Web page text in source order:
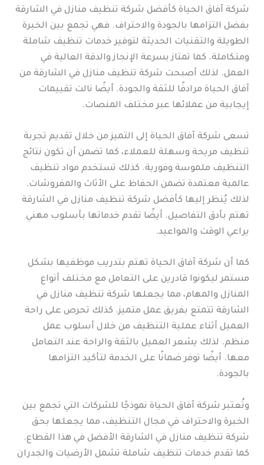
شركة آفاق الحياة كأفضل شركة تنظيف منازل في الشارقة
بفضل التزامها بالجودة والاحتراف. فهي تجمع بين الخبرة
الطويلة والتقنيات الحديثة لتوفير خدمات تنظيف شاملة
ومتكاملة. كما تمتاز بسرعة الإنجاز والدقة العالية في
العمل. لذلك أصبحت شركة تنظيف منازل في الشارقة من
آفاق الحياة مرادفًا للثقة والجودة. أيضًا نالت تقييمات
إيجابية من عملائها عبر مختلف المنصات.
تسعى شركة آفاق الحياة إلى التميز من خلال تقديم تجربة
تنظيف مريحة وسهلة للعملاء، كما تضمن أن تكون نتائج
التنظيف ملموسة وفورية. كذلك تستخدم مواد تنظيف
عالمية معتمدة تضمن الحفاظ على الأثاث والمفروشات.
لذلك يُنظر إليها كأفضل شركة تنظيف منازل في الشارقة
تهتم بأدق التفاصيل. أيضًا تقدم خدماتها بأسلوب مهني
يراعي الوقت والمواعيد.
كما أن شركة آفاق الحياة تهتم بتدريب موظفيها بشكل
مستمر ليكونوا قادرين على التعامل مع مختلف أنواع
المنازل والمهام، مما يجعلها شركة تنظيف منازل في
الشارقة تتمتع بفريق عمل متميز. كذلك تحرص على راحة
العميل أثناء عملية التنظيف من خلال أسلوب عمل
منظم. لذلك يشعر العميل بالثقة والراحة عند التعامل
معها. أيضًا توفر ضمانًا على الخدمة لتأكيد التزامها
بالجودة.
وتُعتبر شركة آفاق الحياة نموذجًا للشركات التي تجمع بين
الخبرة والاحتراف في مجال التنظيف، مما يجعلها بحق
شركة تنظيف منازل في الشارقة الأفضل في هذا القطاع.
كما تقدم خدمات تنظيف شاملة تشمل الأرضيات والجدران